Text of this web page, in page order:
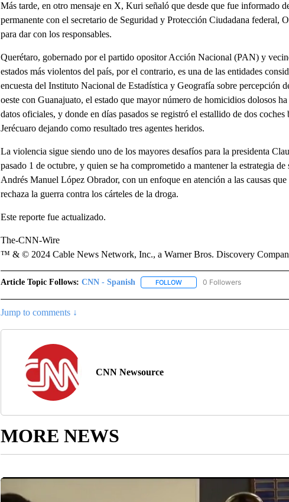
Más tarde, en otro mensaje en X, Kuri señaló que desde que fue informado
permanente con el secretario de Seguridad y Protección Ciudadana federal,
para dar con los responsables.
Querétaro, gobernado por el partido opositor Acción Nacional (PAN) y
estados más violentos del país, por el contrario, es una de las entidades
encuesta del Instituto Nacional de Estadística y Geografía sobre percepción
oeste con Guanajuato, el estado que mayor número de homicidios dolosos
datos oficiales, y donde en días pasados se registró el estallido de dos
Jerécuaro dejando como resultado tres agentes heridos.
La violencia sigue siendo uno de los mayores desafíos para la presidenta
pasado 1 de octubre, y quien se ha comprometido a mantener la estrategia
Andrés Manuel López Obrador, con un enfoque en atención a las causas
rechaza la guerra contra los cárteles de la droga.
Este reporte fue actualizado.
The-CNN-Wire
™ & © 2024 Cable News Network, Inc., a Warner Bros. Discovery
Article Topic Follows: CNN - Spanish FOLLOWFOLLOW "CNN - SPANISH" TO
0 Followers
Jump to comments ↓
CNN Newsource
MORE NEWS